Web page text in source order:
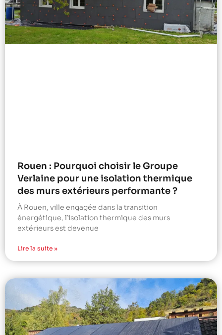
Rouen : Pourquoi choisir le Groupe
Verlaine pour une isolation thermique
des murs extérieurs performante ?
À Rouen, ville engagée dans la transition
énergétique, l’isolation thermique des murs
extérieurs est devenue
Lire la suite »